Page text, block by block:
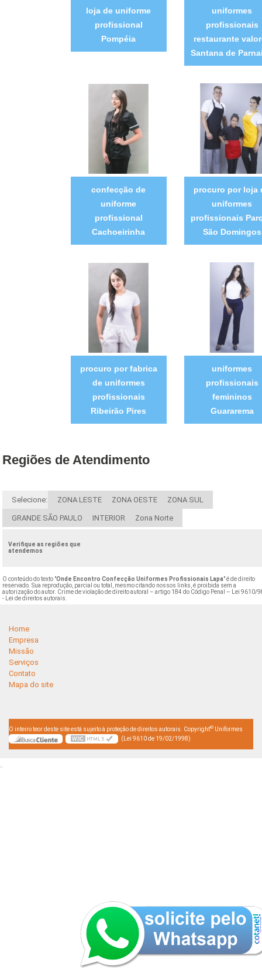
loja de uniforme
profissional
Pompéia
uniformes
profissionais
restaurante
Santana de
confecção de
uniforme
profissional
Cachoeirinha
procuro por loja
uniformes
profissionais
São Domingos
procuro por fabrica
de uniformes
profissionais
Ribeirão Pires
uniformes
profissionais
femininos
Guararema
Regiões de Atendimento
Selecione: ZONA LESTE ZONA OESTE ZONA SUL
GRANDE SÃO PAULO INTERIOR Zona Norte
Verifique as regiões que
atendemos
O conteúdo do texto "Onde Encontro Confecção Uniformes Profissionais Lapa" é de direito
reservado. Sua reprodução, parcial ou total, mesmo citando nossos links, é proibida sem a
autorização do autor. Crime de violação de direito autoral – artigo 184 do Código Penal –
Lei 9610/
- Lei de direitos autorais
Home
Empresa
Missão
Serviços
Contato
Mapa do site
O inteiro teor deste site está sujeito à proteção de direitos autorais. Copyright© Uniformes
(Lei 9610 de 19/02/1998)